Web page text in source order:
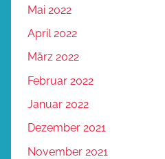
Mai 2022
April 2022
März 2022
Februar 2022
Januar 2022
Dezember 2021
November 2021